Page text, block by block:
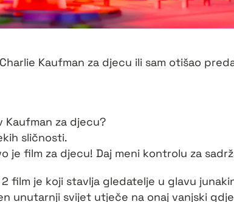
Kaufman za djecu ili sam otišao
Kaufman za djecu?
sličnosti.
je film za djecu! Daj meni kontrolu za
film je koji stavlja gledatelje u glavu
unutarnji svijet utječe na onaj vanjski